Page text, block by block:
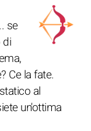
se
di
Ce la fate.
al
un'ottima